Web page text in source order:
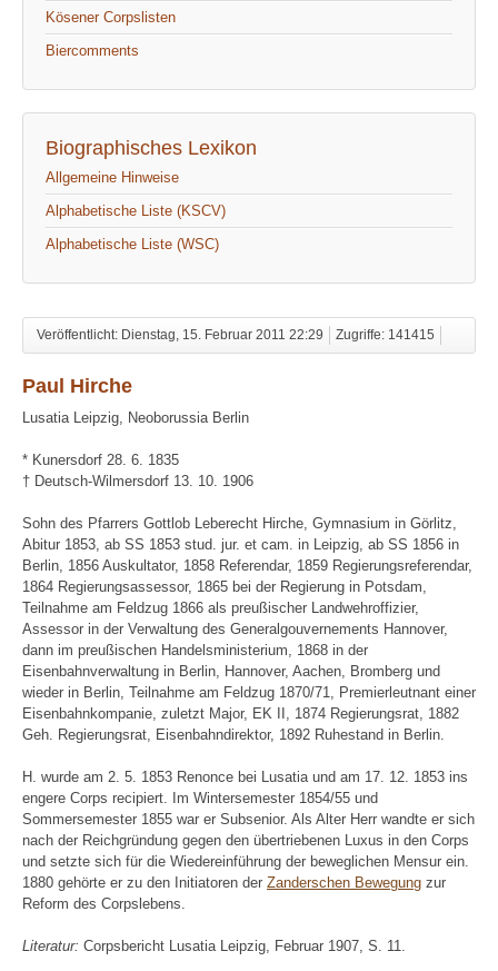
Kösener Corpslisten
Biercomments
Biographisches Lexikon
Allgemeine Hinweise
Alphabetische Liste (KSCV)
Alphabetische Liste (WSC)
Veröffentlicht: Dienstag, 15. Februar 2011 22:29 Zugriffe: 141415
Paul Hirche
Lusatia Leipzig, Neoborussia Berlin
* Kunersdorf 28. 6. 1835
† Deutsch-Wilmersdorf 13. 10. 1906
Sohn des Pfarrers Gottlob Leberecht Hirche, Gymnasium in Görlitz,
Abitur 1853, ab SS 1853 stud. jur. et cam. in Leipzig, ab SS 1856 in
Berlin, 1856 Auskultator, 1858 Referendar, 1859 Regierungsreferendar,
1864 Regierungsassessor, 1865 bei der Regierung in Potsdam,
Teilnahme am Feldzug 1866 als preußischer Landwehroffizier,
Assessor in der Verwaltung des Generalgouvernements Hannover,
dann im preußischen Handelsministerium, 1868 in der
Eisenbahnverwaltung in Berlin, Hannover, Aachen, Bromberg und
wieder in Berlin, Teilnahme am Feldzug 1870/71, Premierleutnant einer
Eisenbahnkompanie, zuletzt Major, EK II, 1874 Regierungsrat, 1882
Geh. Regierungsrat, Eisenbahndirektor, 1892 Ruhestand in Berlin.
H. wurde am 2. 5. 1853 Renonce bei Lusatia und am 17. 12. 1853 ins
engere Corps recipiert. Im Wintersemester 1854/55 und
Sommersemester 1855 war er Subsenior. Als Alter Herr wandte er sich
nach der Reichgründung gegen den übertriebenen Luxus in den Corps
und setzte sich für die Wiedereinführung der beweglichen Mensur ein.
1880 gehörte er zu den Initiatoren der Zanderschen Bewegung zur
Reform des Corpslebens.
Literatur: Corpsbericht Lusatia Leipzig, Februar 1907, S. 11.